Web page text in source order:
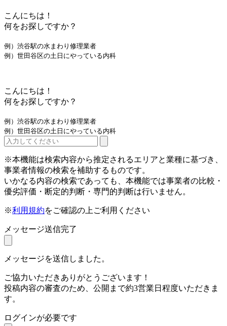
こんにちは！
何をお探しですか？
例）渋谷駅の水まわり修理業者
例）世田谷区の土日にやっている内科
こんにちは！
何をお探しですか？
例）渋谷駅の水まわり修理業者
例）世田谷区の土日にやっている内科
※本機能は検索内容から推定されるエリアと業種に基づき、
事業者情報の検索を補助するものです。
いかなる内容の検索であっても、本機能では事業者の比較・
優劣評価・断定的判断・専門的判断は行いません。
※利用規約をご確認の上ご利用ください
メッセージ送信完了
メッセージを送信しました。
ご協力いただきありがとうございます！
投稿内容の審査のため、公開まで約3営業日程度いただきま
す。
ログインが必要です